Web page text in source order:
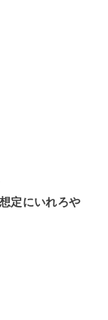
定にいれろや